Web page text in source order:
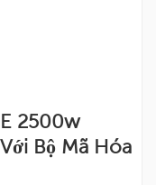
2500w
Bộ Mã Hóa